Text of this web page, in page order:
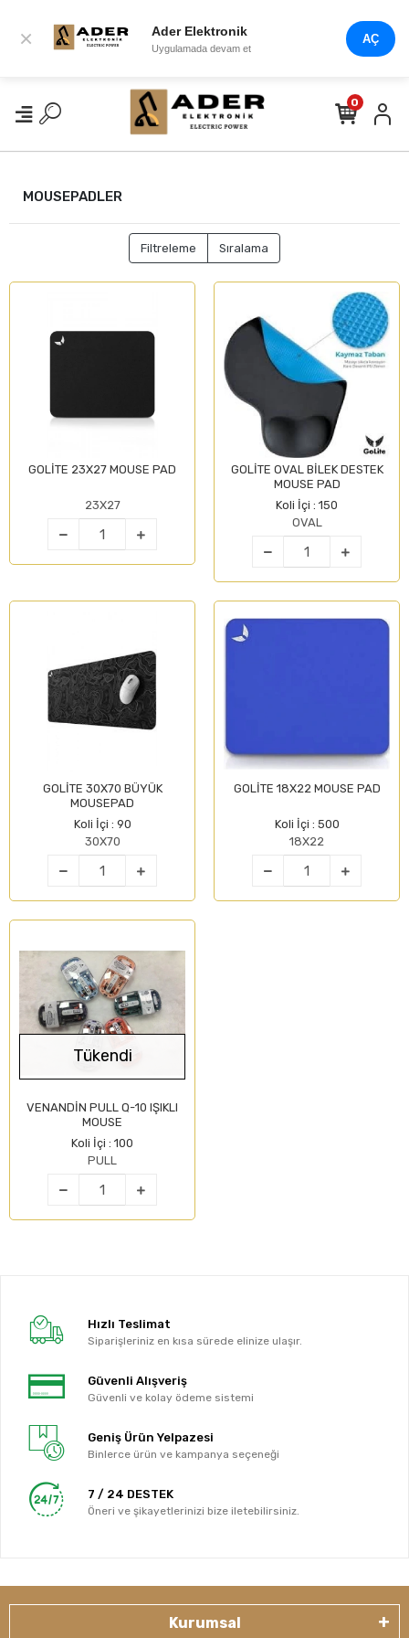
× Ader Elektronik
Uygulamada devam et
AÇ
0
MOUSEPADLER
Filtreleme Sıralama
GOLİTE 23X27 MOUSE PAD
23X27
GOLİTE OVAL BİLEK DESTEK
MOUSE PAD
Koli İçi : 150
OVAL
GOLİTE 30X70 BÜYÜK
MOUSEPAD
Koli İçi : 90
30X70
GOLİTE 18X22 MOUSE PAD
Koli İçi : 500
18X22
Tükendi
VENANDİN PULL Q-10 IŞIKLI
MOUSE
Koli İçi : 100
PULL
Hızlı Teslimat
Siparişleriniz en kısa sürede elinize ulaşır.
Güvenli Alışveriş
Güvenli ve kolay ödeme sistemi
Geniş Ürün Yelpazesi
Binlerce ürün ve kampanya seçeneği
7 / 24 DESTEK
Öneri ve şikayetlerinizi bize iletebilirsiniz.
Kurumsal